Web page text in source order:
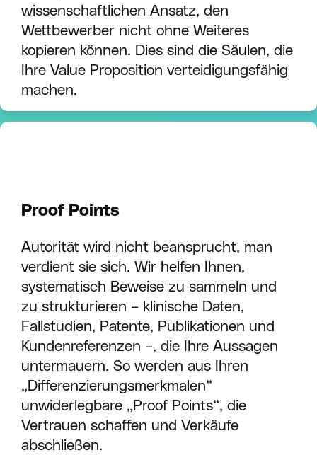
wissenschaftlichen Ansatz, den
Wettbewerber nicht ohne Weiteres
kopieren können. Dies sind die Säulen, die
Ihre Value Proposition verteidigungsfähig
machen.
Proof Points
Autorität wird nicht beansprucht, man
verdient sie sich. Wir helfen Ihnen,
systematisch Beweise zu sammeln und
zu strukturieren – klinische Daten,
Fallstudien, Patente, Publikationen und
Kundenreferenzen –, die Ihre Aussagen
untermauern. So werden aus Ihren
„Differenzierungsmerkmalen“
unwiderlegbare „Proof Points“, die
Vertrauen schaffen und Verkäufe
abschließen.